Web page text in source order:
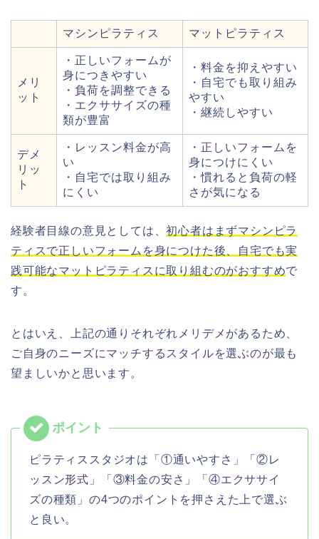
マシンピラティス マットピラティス
メリ
ット
・正しいフォームが
身につきやすい
・負荷を調整できる
・エクササイズの種
類が豊富
・料金を抑えやすい
・自宅でも取り組み
やすい
・継続しやすい
デメ
リッ
ト
・レッスン料金が高
い
・自宅では取り組み
にくい
・正しいフォームを
身につけにくい
・慣れると負荷の軽
さが気になる
経験者目線の意見としては、初心者はまずマシンピラ
ティスで正しいフォームを身につけた後、自宅でも実
践可能なマットピラティスに取り組むのがおすすめで
す。
とはいえ、上記の通りそれぞれメリデメがあるため、
ご自身のニーズにマッチするスタイルを選ぶのが最も
望ましいかと思います。
ピラティススタジオは「①通いやすさ」「②レ
ッスン形式」「③料金の安さ」「④エクササイ
ズの種類」の4つのポイントを押さえた上で選ぶ
と良い。